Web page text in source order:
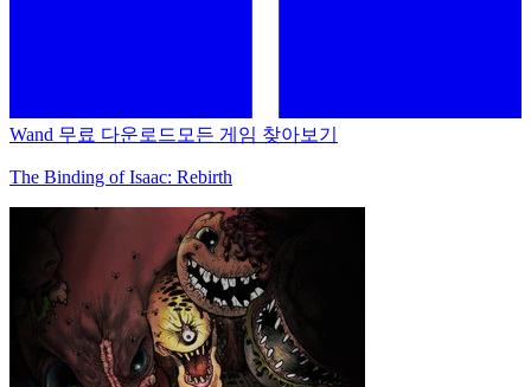
Wand 무료 다운로드 모든 게임 찾아보기
The Binding of Isaac: Rebirth